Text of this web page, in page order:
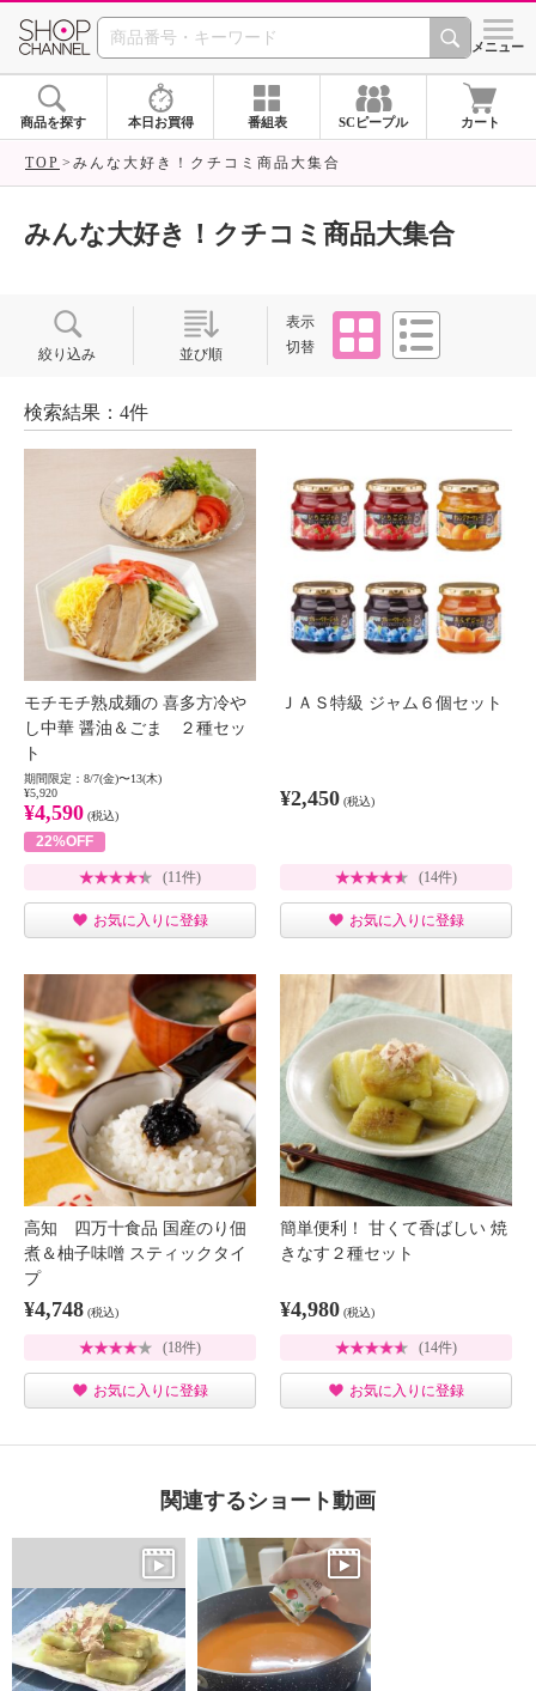
SHOP CHANNEL ショッ
メニュー
商品を探す 本日お買得 番組表 SCピープル カート
TOP みんな大好き！クチコミ商品大集合
みんな大好き！クチコミ商品大集合
絞り込み 並び順
表示
切替
タイル
検索結果：4件
モチモチ熟成麺の 喜多方冷や
し中華 醤油＆ごま ２種セッ
ト
期間限定：8/7(金)〜13(木)
¥5,920
¥4,590 (税込)
22%OFF
(11件)
お気に入りに登録
ＪＡＳ特級 ジャム６個セット
¥2,450 (税込)
(14件)
お気に入りに登録
高知 四万十食品 国産のり佃
煮＆柚子味噌 スティックタイ
プ
¥4,748 (税込)
(18件)
お気に入りに登録
簡単便利！ 甘くて香ばしい 焼
きなす２種セット
¥4,980 (税込)
(14件)
お気に入りに登録
関連するショート動画